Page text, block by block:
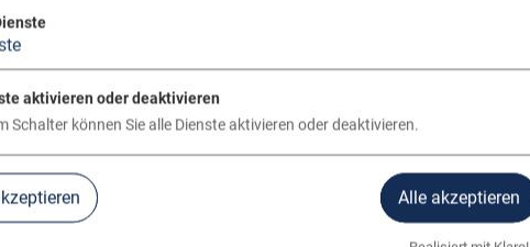
aktivieren oder deaktivieren
Schalter können Sie alle Dienste aktivieren oder deaktivieren.
Alle akzeptieren